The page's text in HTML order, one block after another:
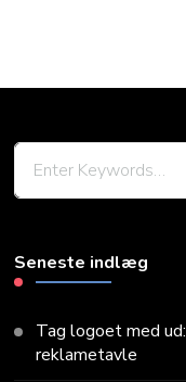
Looking
Seneste indlæg
Tag logoet med
reklametavle